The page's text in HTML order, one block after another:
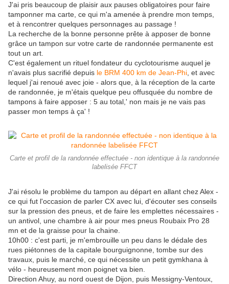
J'ai pris beaucoup de plaisir aux pauses obligatoires pour faire
tamponner ma carte, ce qui m'a amenée à prendre mon temps,
et à rencontrer quelques personnages au passage !
La recherche de la bonne personne prête à apposer de bonne
grâce un tampon sur votre carte de randonnée permanente est
tout un art.
C'est également un rituel fondateur du cyclotourisme auquel je
n'avais plus sacrifié depuis le BRM 400 km de Jean-Phi , et avec
lequel j'ai renoué avec joie - alors que, à la réception de la carte
de randonnée, je m'étais quelque peu offusquée du nombre de
tampons à faire apposer : 5 au total,' non mais je ne vais pas
passer mon temps à ça' !
Carte et profil de la randonnée effectuée - non identique à la randonnée
labelisée FFCT
J'ai résolu le problème du tampon au départ en allant chez Alex -
ce qui fut l'occasion de parler CX avec lui, d'écouter ses conseils
sur la pression des pneus, et de faire les emplettes nécessaires -
un antivol, une chambre à air pour mes pneus Roubaix Pro 28
mn et de la graisse pour la chaine.
10h00 : c'est parti, je m'embrouille un peu dans le dédale des
rues piétonnes de la capitale bourguignonne, tombe sur des
travaux, puis le marché, ce qui nécessite un petit gymkhana à
vélo - heureusement mon poignet va bien.
Direction Ahuy, au nord ouest de Dijon, puis Messigny-Ventoux,